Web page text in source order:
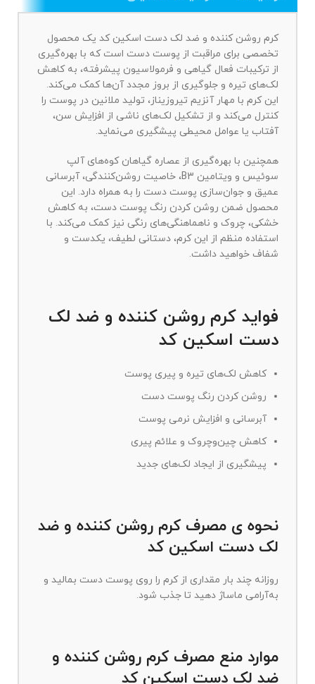
کرم روشن کننده و ضد لک دست اسکین کد یک محصول
تخصصی برای مراقبت از پوست دست است که با بهره‌گیری
از ترکیبات فعال گیاهی و فرمولاسیون پیشرفته، به کاهش
لک‌های تیره و جلوگیری از بروز مجدد آن‌ها کمک می‌کند.
این کرم با مهار آنزیم تیروزیناز، تولید ملانین در پوست را
کنترل می‌کند و از تشکیل لک‌های ناشی از افزایش سن،
آفتاب یا عوامل محیطی پیشگیری می‌نماید.
همچنین با بهره‌گیری از عصاره گیاهان کوه‌های آلپ
سوئیس و ویتامین B3، خاصیت روشن‌کنندگی، آبرسانی
عمیق و جوان‌سازی پوست دست را به همراه دارد. این
محصول ضمن روشن کردن رنگ پوست دست، به کاهش
خشکی، چروک و ناهماهنگی‌های رنگی نیز کمک می‌کند. با
استفاده منظم از این کرم، دستانی لطیف، یکدست و
شفاف خواهید داشت.
فواید کرم روشن کننده و ضد لک
دست اسکین کد
کاهش لک‌های تیره و پیری پوست
روشن کردن رنگ پوست دست
آبرسانی و افزایش نرمی پوست
کاهش چین‌وچروک و علائم پیری
پیشگیری از ایجاد لک‌های جدید
نحوه ی مصرف کرم روشن کننده و ضد
لک دست اسکین کد
روزانه چند بار مقداری از کرم را روی پوست دست بمالید و
به‌آرامی ماساژ دهید تا جذب شود.
موارد منع مصرف کرم روشن کننده و
ضد لک دست اسکین کد